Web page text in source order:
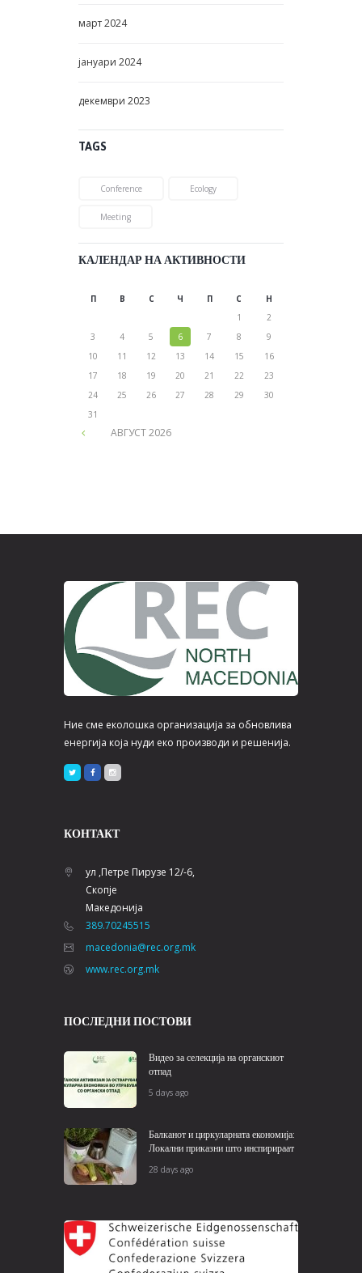
март2024
јануари 2024
декември 2023
TAGS
Conference Ecology
Meeting
КАЛЕНДАР НА АКТИВНОСТИ
П В С Ч П С Н
АВГУСТ2026
1
2
3
4 5 6 7 8
9
10
11 12 13 14 15
16
17
18 19 20 21 22
23
24
25 26 27 28 29
30
31
Ние сме еколошка организација за обновлива
енергија која нуди еко производи и решенија.
КОНТАКТ
ул ,Петре Пирузе 12/-6,
Скопје
Македонија
389.70245515
macedonia@rec.org.mk
www.rec.org.mk
ПОСЛЕДНИ ПОСТОВИ
Видео за селекција на органскиот
отпад
5 days ago
Балканот и циркуларната економија:
Локални приказни што инспирираат
28 days ago